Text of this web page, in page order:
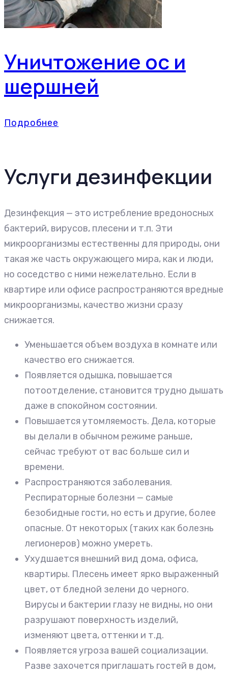
Уничтожение ос и
шершней
Подробнее
Услуги дезинфекции
Дезинфекция — это истребление вредоносных
бактерий, вирусов, плесени и т.п. Эти
микроорганизмы естественны для природы, они
такая же часть окружающего мира, как и люди,
но соседство с ними нежелательно. Если в
квартире или офисе распространяются вредные
микроорганизмы, качество жизни сразу
снижается.
Уменьшается объем воздуха в комнате или
качество его снижается.
Появляется одышка, повышается
потоотделение, становится трудно дышать
даже в спокойном состоянии.
Повышается утомляемость. Дела, которые
вы делали в обычном режиме раньше,
сейчас требуют от вас больше сил и
времени.
Распространяются заболевания.
Респираторные болезни — самые
безобидные гости, но есть и другие, более
опасные. От некоторых (таких как болезнь
легионеров) можно умереть.
Ухудшается внешний вид дома, офиса,
квартиры. Плесень имеет ярко выраженный
цвет, от бледной зелени до черного.
Вирусы и бактерии глазу не видны, но они
разрушают поверхность изделий,
изменяют цвета, оттенки и т.д.
Появляется угроза вашей социализации.
Разве захочется приглашать гостей в дом,